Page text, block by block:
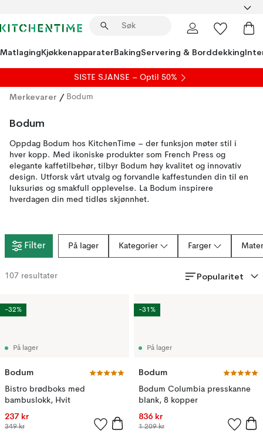
MatlagingKjøkkenapparaterBakingServering & Borddekking
SISTE SJANSE – Optil 50%
Merkevarer / Bodum
Bodum
Oppdag Bodum hos KitchenTime – der funksjon møter stil i
hver kopp. Med ikoniske produkter som French Press og
elegante kaffetilbehør, tilbyr Bodum høy kvalitet og innovativ
design. Utforsk vårt utvalg og forvandle kaffestunden din til en
luksuriøs og smakfull opplevelse. La Bodum inspirere
hverdagen din med tidløs skjønnhet.
Filter På lager Kategorier Farger
107 resultater Popularitet
På lager
Bodum
Bistro brødboks med
bambuslokk, Hvit
237 kr
349 kr
-32%
På lager
Bodum
Bodum Columbia presskanne
blank, 8 kopper
836 kr
1 209 kr
-31%